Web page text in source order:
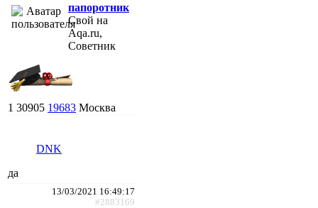
папоротник
Свой на
Aqa.ru,
Советник
1 30905 19683 Москва
DNK
да
13/03/2021 16:49:17
#2883169